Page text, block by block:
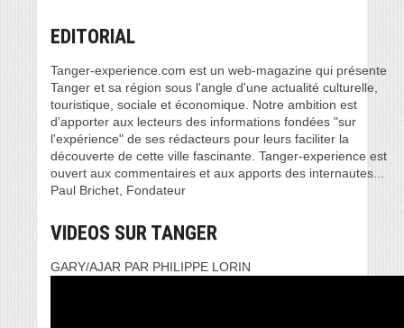
EDITORIAL
Tanger-experience.com est un web-magazine qui présente
Tanger et sa région sous l'angle d'une actualité culturelle,
touristique, sociale et économique. Notre ambition est
d’apporter aux lecteurs des informations fondées "sur
l'expérience" de ses rédacteurs pour leurs faciliter la
découverte de cette ville fascinante. Tanger-experience est
ouvert aux commentaires et aux apports des internautes...
Paul Brichet, Fondateur
VIDEOS SUR TANGER
GARY/AJAR PAR PHILIPPE LORIN